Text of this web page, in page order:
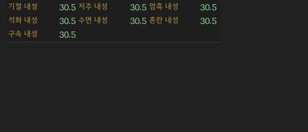
기절 내성 30.5 저주 내성 30.5 암흑 내성 30.5
석화 내성 30.5 수면 내성 30.5 혼란 내성 30.5
구속 내성 30.5